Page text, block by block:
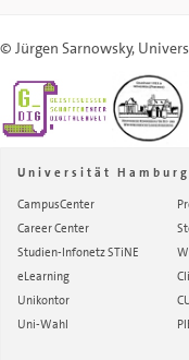
© Jürgen Sarnowsky,